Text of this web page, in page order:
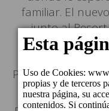
familiar. El
junto al
marineros de
Arguineguín.
Perchel Beach